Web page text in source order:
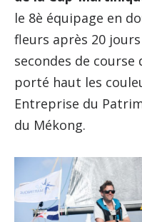
le 8è équipage en
fleurs après 20
secondes de
porté haut les
Entreprise du
du Mékong.